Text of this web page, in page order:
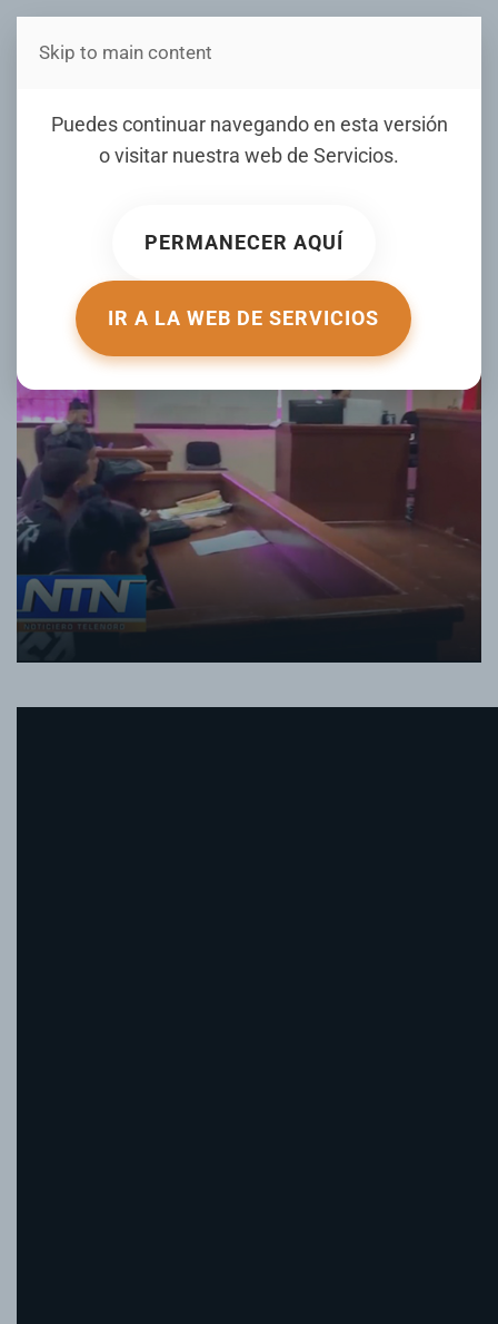
Estás en Telenord Medios
Puedes continuar navegando en esta versión
o visitar nuestra web de Servicios.
PERMANECER AQUÍ
IR A LA WEB DE SERVICIOS
Skip to main content
Aplazan audiencia del caso
de “38” Y “LiLi La Picua” por
ESCRITO POR NOTICIERO TELENORD EL 30 OCTUBRE 2025
PUBLICADO EN
NOTICIERO TELENORD.